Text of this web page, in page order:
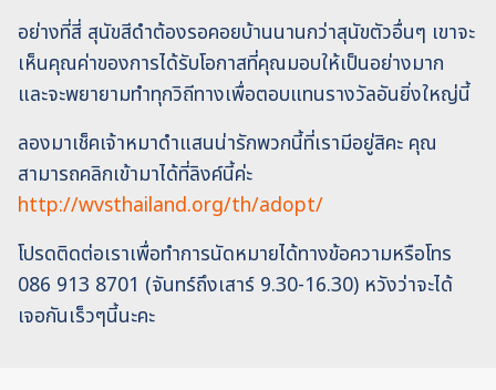
อย่างที่สี่ สุนัขสีดำต้องรอคอยบ้านนานกว่าสุนัขตัวอื่นๆ เขาจะ
เห็นคุณค่าของการได้รับโอกาสที่คุณมอบให้เป็นอย่างมาก
และจะพยายามทำทุกวิถีทางเพื่อตอบแทนรางวัลอันยิ่งใหญ่นี้
ลองมาเช็คเจ้าหมาดำแสนน่ารักพวกนี้ที่เรามีอยู่สิคะ คุณ
สามารถคลิกเข้ามาได้ที่ลิงค์นี้ค่ะ
http://wvsthailand.org/th/adopt/
โปรดติดต่อเราเพื่อทำการนัดหมายได้ทางข้อความหรือโทร
086 913 8701 (จันทร์ถึงเสาร์ 9.30-16.30) หวังว่าจะได้
เจอกันเร็วๆนี้นะคะ